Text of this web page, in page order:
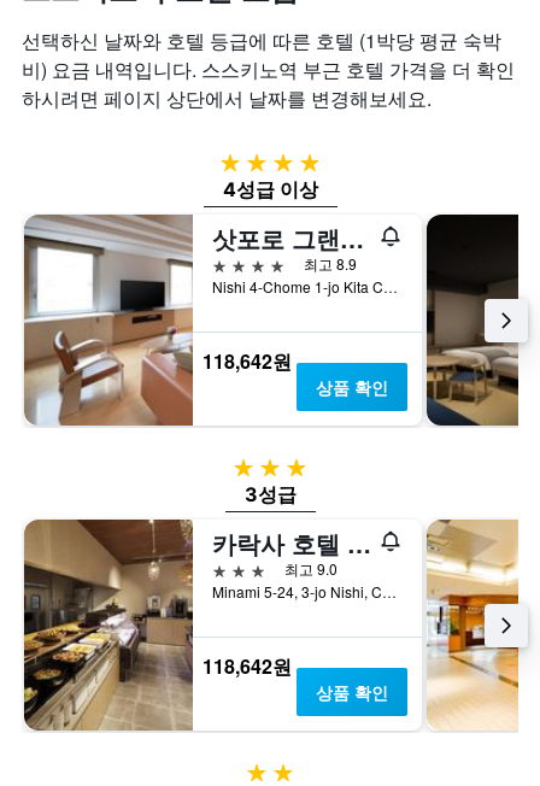
선택하신 날짜와 호텔 등급에 따른 호텔 (1박당 평균 숙박
비) 요금 내역입니다. 스스키노역 부근 호텔 가격을 더 확인
하시려면 페이지 상단에서 날짜를 변경해보세요.
4성급
4성급 이상
삿포로 그랜드 호텔
4성급
최고 8.9
Nishi 4-Chome 1-jo Kita Chuo-ku, 삿포로, 일본
118,642원
상품 확인
3성급
3성급
카락사 호텔 삿포로
3성급
최고 9.0
Minami 5-24, 3-jo Nishi, Chuo-ku, 삿포로, 일본
118,642원
상품 확인
2성급